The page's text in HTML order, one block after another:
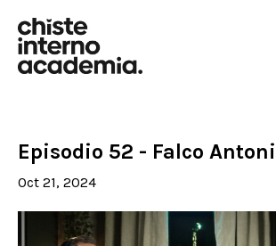
Episodio 52 - Falco
Oct 21, 2024